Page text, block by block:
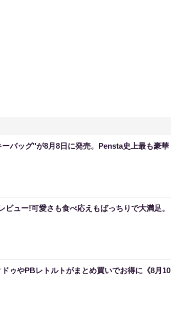
バッグ"が8月8日に発売。Pensta史上最も豪華
ビュー!可愛さも食べ応えもばっちりで大満足。
ドゥやPBレトルトがまとめ買いでお得に《8月10